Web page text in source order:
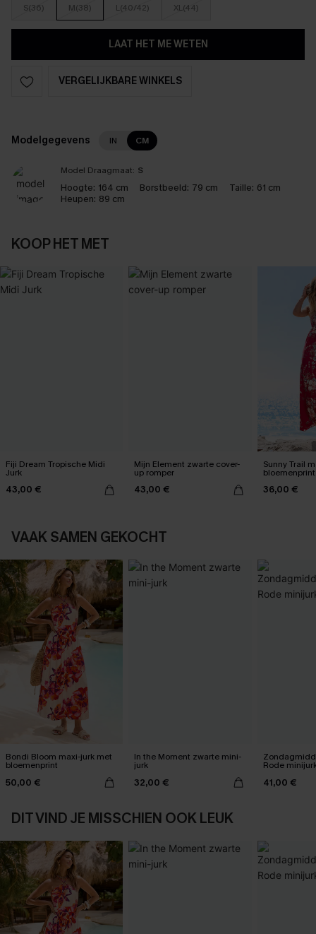
S(36) M(38) L(40/42) XL(44)
LAAT HET ME WETEN
VERGELIJKBARE WINKELS
Modelgegevens IN CM
Model Draagmaat: S
Hoogte: 164 cm Borstbeeld: 79 cm Taille: 61 cm
Heupen: 89 cm
KOOP HET MET
Fiji Dream Tropische Midi
Jurk
43,00 €
Mijn Element zwarte cover-
up romper
43,00 €
Sunny Trail
bloemenprint
36,00 €
VAAK SAMEN GEKOCHT
Bondi Bloom maxi-jurk met
bloemenprint
50,00 €
In the Moment zwarte mini-
jurk
32,00 €
Rode
41,00 €
DIT VIND JE MISSCHIEN OOK LEUK